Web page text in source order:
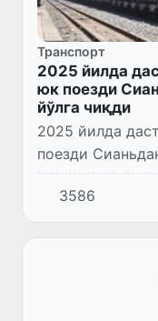
Транспорт
2025 йилда
юк поезди
йўлга чиқди
2025 йилда
поезди
чиқди
3586